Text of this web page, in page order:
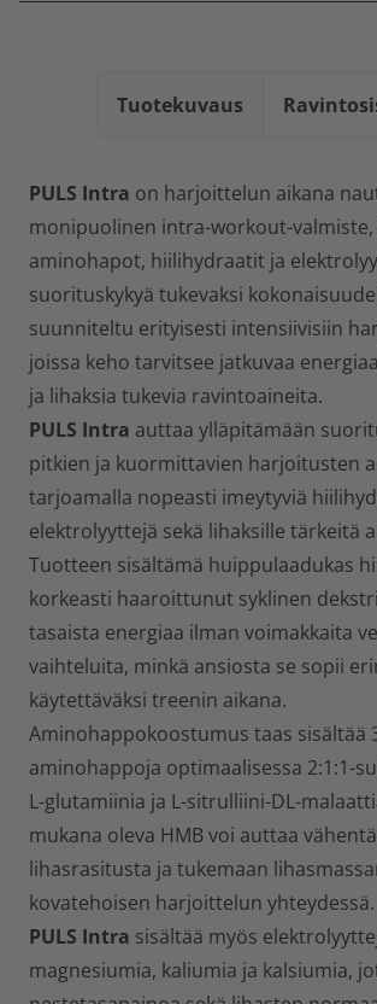
Tuotekuvaus
PULS Intra on harjoittelun aikana
monipuolinen intra-workout-valmiste,
aminohapot, hiilihydraatit ja
suorituskykyä tukevaksi
suunniteltu erityisesti intensiivisiin
joissa keho tarvitsee jatkuvaa
ja lihaksia tukevia ravintoaineita.
PULS Intra auttaa ylläpitämään
pitkien ja kuormittavien harjoitusten
tarjoamalla nopeasti imeytyviä
elektrolyyttejä sekä lihaksille tärkeitä
Tuotteen sisältämä huippulaadukas
korkeasti haaroittunut syklinen
tasaista energiaa ilman voimakkaita
vaihteluita, minkä ansiosta se sopii
käytettäväksi treenin aikana.
Aminohappokoostumus taas sisältää
aminohappoja optimaalisessa 2:1:1-
L-glutamiinia ja L-sitrulliini-DL-
mukana oleva HMB voi auttaa
lihasrasitusta ja tukemaan
kovatehoisen harjoittelun yhteydessä.
PULS Intra sisältää myös
magnesiumia, kaliumia ja kalsiumia,